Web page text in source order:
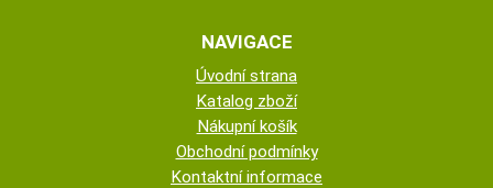
NAVIGACE
Úvodní strana
Katalog zboží
Nákupní košík
Obchodní podmínky
Kontaktní informace